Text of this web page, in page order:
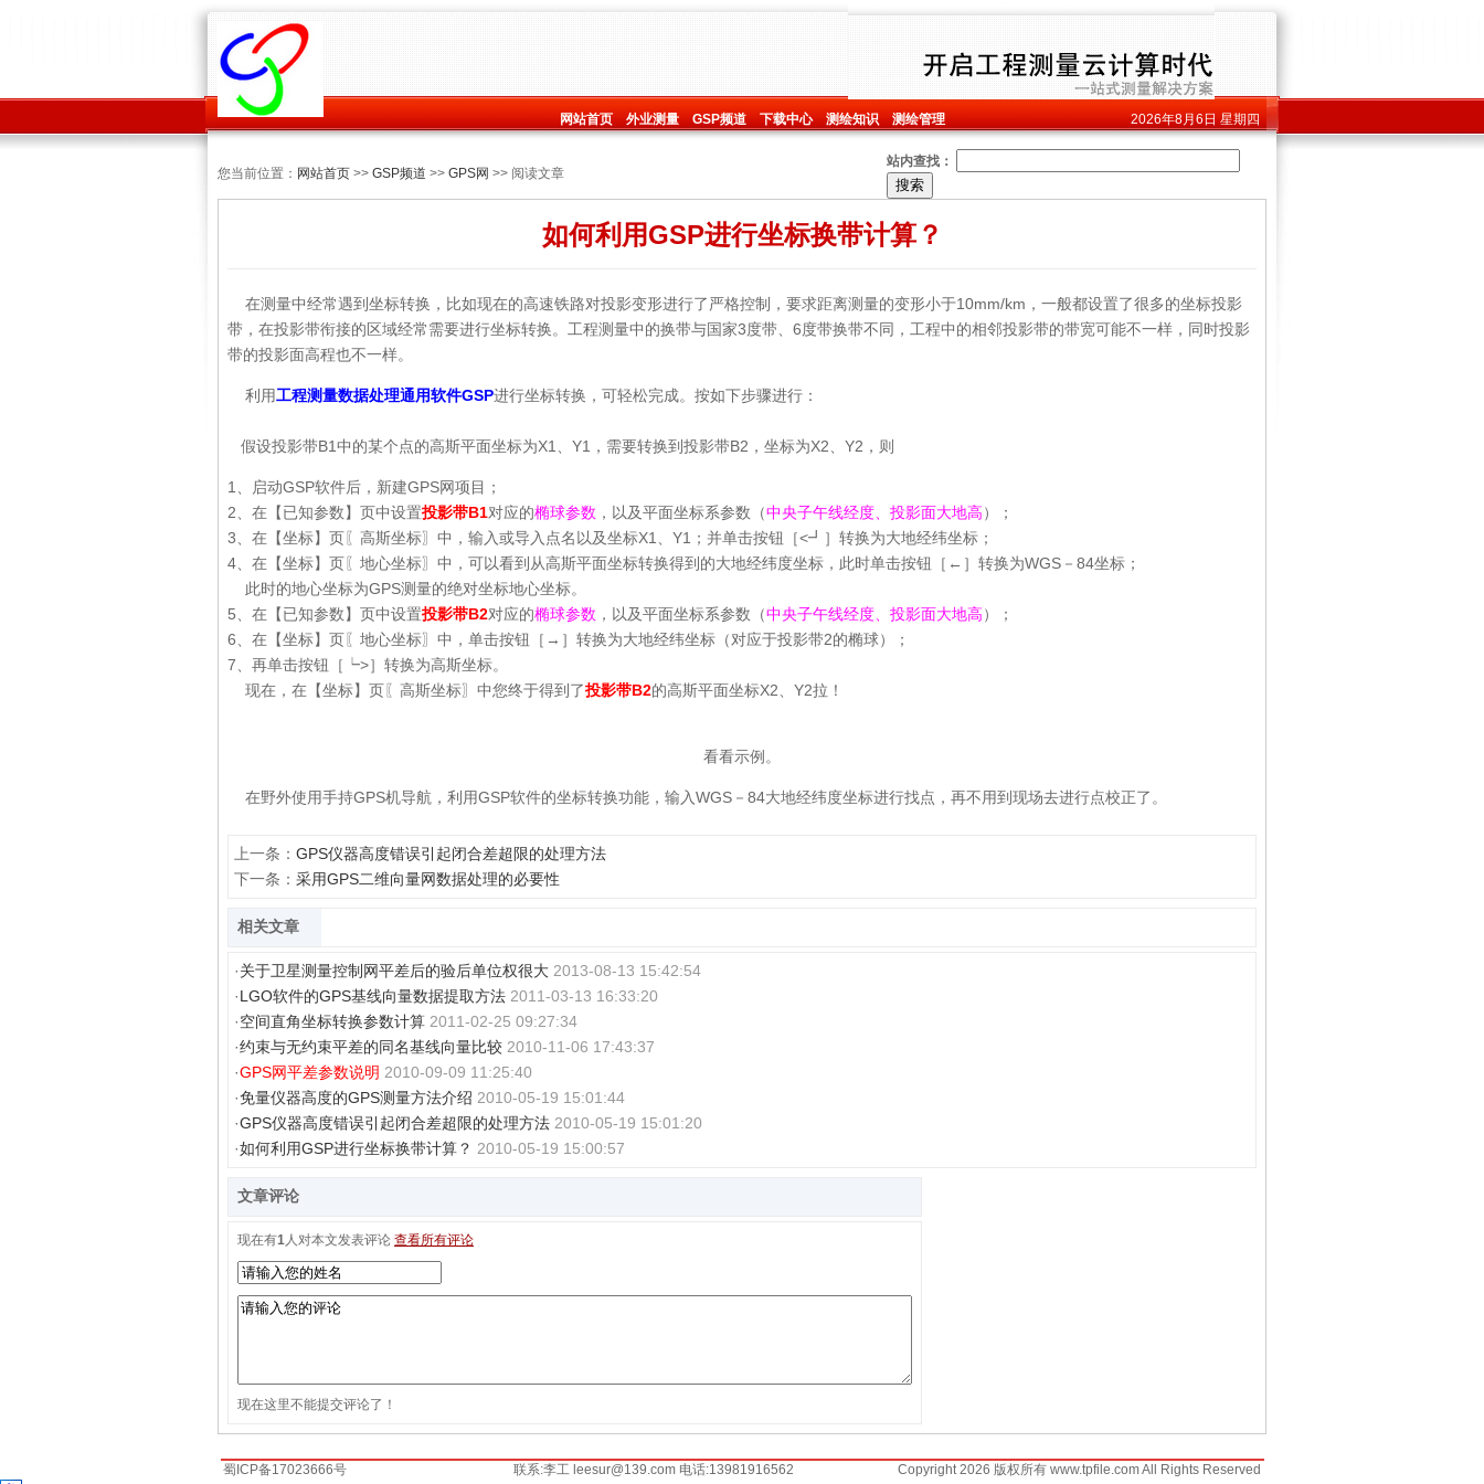
网站首页 外业测量 GSP频道 下载中心 测绘知识 测绘管理 2026年8月6日 星期四
您当前位置： 网站首页 >> GSP频道 >> GPS网 >> 阅读文章
站内查找：
如何利用GSP进行坐标换带计算？
在测量中经常遇到坐标转换，比如现在的高速铁路对投影变形进行了严格控制，要求距离测量的变形小于10mm/km，一般都设置了很多的坐标投影
带，在投影带衔接的区域经常需要进行坐标转换。工程测量中的换带与国家3度带、6度带换带不同，工程中的相邻投影带的带宽可能不一样，同时投影
带的投影面高程也不一样。
利用工程测量数据处理通用软件GSP进行坐标转换，可轻松完成。按如下步骤进行：
假设投影带B1中的某个点的高斯平面坐标为X1、Y1，需要转换到投影带B2，坐标为X2、Y2，则
1、启动GSP软件后，新建GPS网项目；
2、在【已知参数】页中设置投影带B1对应的椭球参数 ，以及平面坐标系参数（中央子午线经度、投影面大地高）；
3、在【坐标】页〖高斯坐标〗中，输入或导入点名以及坐标X1、Y1；并单击按钮［<┛］转换为大地经纬坐标；
4、在【坐标】页〖地心坐标〗中，可以看到从高斯平面坐标转换得到的大地经纬度坐标，此时单击按钮［←］转换为WGS－84坐标；
此时的地心坐标为GPS测量的绝对坐标地心坐标。
5、在【已知参数】页中设置投影带B2对应的椭球参数 ，以及平面坐标系参数（中央子午线经度、投影面大地高）；
6、在【坐标】页〖地心坐标〗中，单击按钮［→］转换为大地经纬坐标（对应于投影带2的椭球）；
7、再单击按钮［┕>］转换为高斯坐标。
现在，在【坐标】页〖高斯坐标〗中您终于得到了投影带B2的高斯平面坐标X2、Y2拉！
看看示例。
在野外使用手持GPS机导航，利用GSP软件的坐标转换功能，输入WGS－84大地经纬度坐标进行找点，再不用到现场去进行点校正了。
上一条： GPS仪器高度错误引起闭合差超限的处理方法
下一条： 采用GPS二维向量网数据处理的必要性
相关文章
·关于卫星测量控制网平差后的验后单位权很大 2013-08-13 15:42:54
·LGO软件的GPS基线向量数据提取方法 2011-03-13 16:33:20
·空间直角坐标转换参数计算 2011-02-25 09:27:34
·约束与无约束平差的同名基线向量比较 2010-11-06 17:43:37
·GPS网平差参数说明 2010-09-09 11:25:40
·免量仪器高度的GPS测量方法介绍 2010-05-19 15:01:44
·GPS仪器高度错误引起闭合差超限的处理方法 2010-05-19 15:01:20
·如何利用GSP进行坐标换带计算？ 2010-05-19 15:00:57
文章评论
现在有1人对本文发表评论 查看所有评论
现在这里不能提交评论了！
蜀ICP备17023666号 联系:李工 leesur@139.com 电话:13981916562 Copyright 2026 版权所有 www.tpfile.com All Rights Reserved